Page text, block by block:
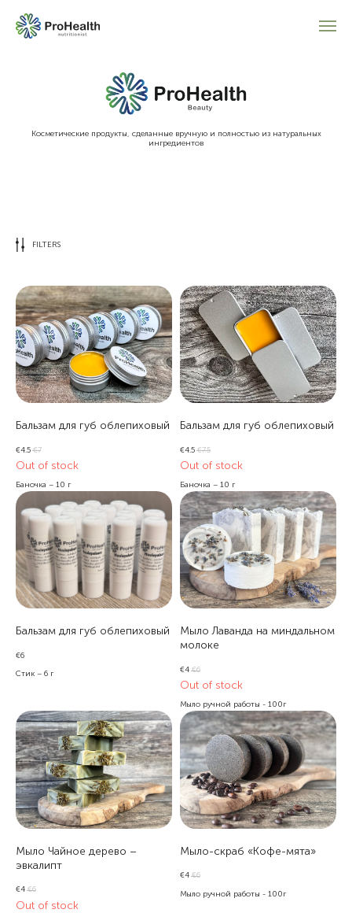
Косметические продукты, сделанные вручную и полностью из натуральных
ингредиентов
FILTERS
Бальзам для губ облепиховый
€4.5 €7
Out of stock
Баночка – 10 г
Бальзам для губ облепиховый
€4.5 €7.5
Out of stock
Баночка – 10 г
Бальзам для губ облепиховый
€6
Стик – 6 г
Мыло Лаванда на миндальном
молоке
€4 €6
Out of stock
Мыло ручной работы - 100г
Мыло Чайное дерево –
эвкалипт
€4 €6
Out of stock
Мыло-скраб «Кофе-мята»
€4 €6
Мыло ручной работы - 100г